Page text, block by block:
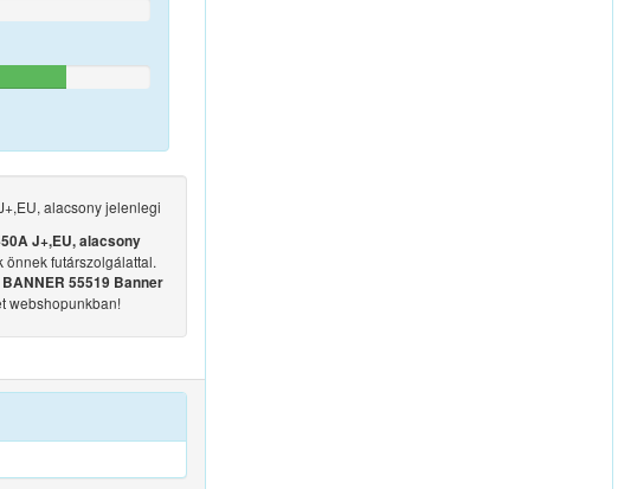
alacsony jelenlegi
J+,EU, alacsony
önnek futárszolgálattal.
BANNER 55519 Banner
webshopunkban!